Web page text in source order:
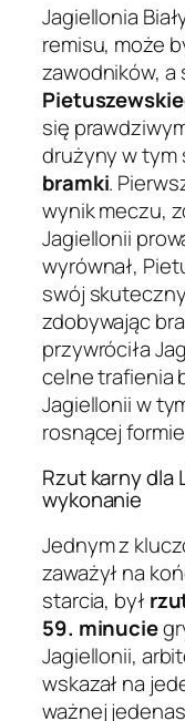
Jagiellonia
remisu, może
zawodników,
się
drużyny w
bramki.
wynik meczu,
Jagiellonii
wyrównał,
swój
zdobywając
przywróciła
celne trafienia
Jagiellonii w
rosnącej formie
Rzut karny dla
wykonanie
Jednym z
zaważył na
starcia, był
59. minucie
Jagiellonii,
wskazał na
ważnej